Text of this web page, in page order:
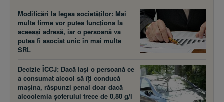
Modificări la legea societăţilor: Mai
multe firme vor putea funcţiona la
aceeaşi adresă, iar o persoană va
putea fi asociat unic în mai multe
SRL
Decizie ÎCCJ: Dacă laşi o persoană ce
a consumat alcool să îţi conducă
maşina, răspunzi penal doar dacă
alcoolemia şoferului trece de 0,80 g/l